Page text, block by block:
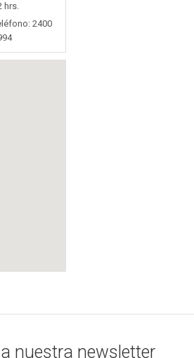
hrs.
2400
nuestra newsletter